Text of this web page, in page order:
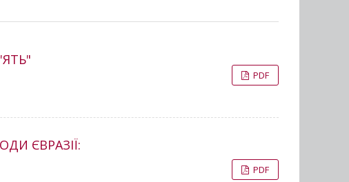
PDF
ЄВРАЗІЇ:
PDF